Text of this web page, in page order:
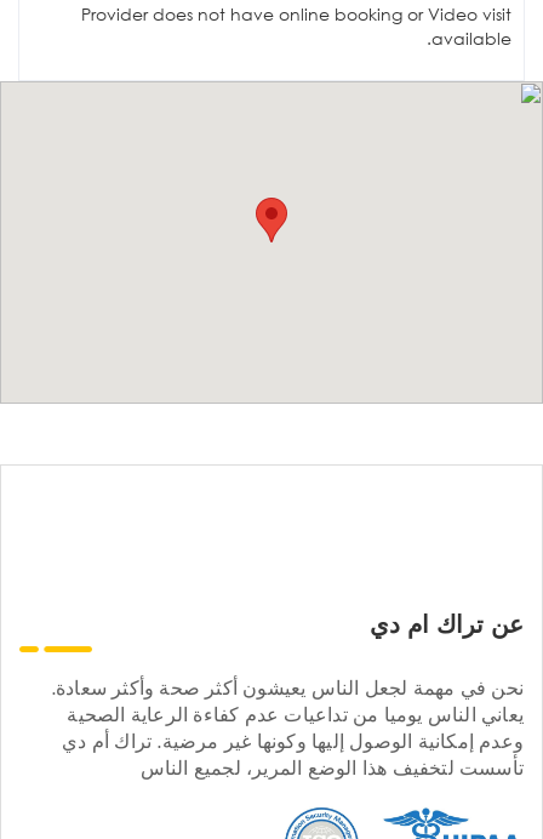
Provider does not have online booking or Video visit
available.
عن تراك ام دي
نحن في مهمة لجعل الناس يعيشون أكثر صحة وأكثر سعادة.
يعاني الناس يوميا من تداعيات عدم كفاءة الرعاية الصحية
وعدم إمكانية الوصول إليها وكونها غير مرضية. تراك أم دي
تأسست لتخفيف هذا الوضع المرير، لجميع الناس